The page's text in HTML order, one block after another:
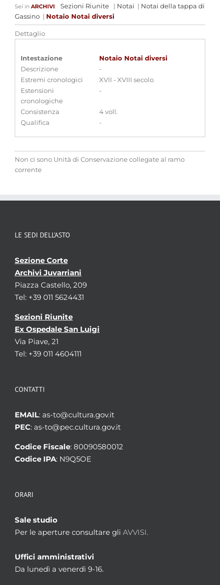
Sei in ARCHIVI: Sezioni Riunite | Notai | Notai della tappa di
Gassino | Notaio Notai diversi
Dettaglio
Intestazione
Notaio Notai diversi
Descrizione
-
Estremi cronologici
XVII - XVIII secolo
Estensioni
cronologiche
-
Consistenza
4 voll.
Qualifica
-
Non ci sono Unità di Conservazione collegate al ramo
corrente
LE SEDI DELL’ASTO
Sezione Corte
Archivi Juvarriani
Piazza Castello, 209
Tel: +39 011 5624431
Sezioni Riunite
Ex Ospedale San Luigi
Via Piave, 21
Tel: +39 011 4604111
CONTATTI
EMAIL: as-to@cultura.gov.it
PEC: as-to@pec.cultura.gov.it
Codice Fiscale: 80090580012
Codice IPA: N9Q5OE
ORARI
Sale studio
Per le aperture consultare gli AVVISI.
Uffici amministrativi
Da lunedì a venerdì 9-16.